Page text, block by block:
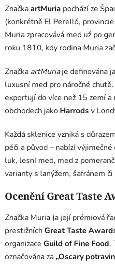
ZnačkaartMuria pochází ze
(konkrétně El Perelló,
Muria zpracovává med už po
roku 1810, kdy rodina Muria
Značka artMuriaje definována
luxusní med pro náročné
exportují do více než 15 zemí
obchodech jako Harrodsv
Každá sklenice vzniká s
péči a původ – nabízí
luk, lesní med, med z
varianty s lanýžem, šafránem či
Ocenění Great Taste
Značka Muria (a její prémiová
prestižních Great Taste
organizace Guild of Fine Food.
označována za„Oscary